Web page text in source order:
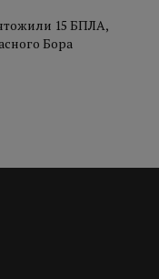
15 БПЛА,
Бора